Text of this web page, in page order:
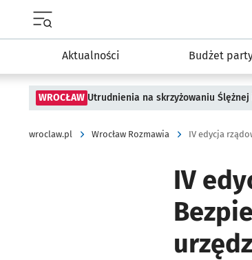
Aktualności Budżet
WROCŁAW Utrudnienia na skrzyżowaniu
wroclaw.pl Wrocław Rozmawia
IV